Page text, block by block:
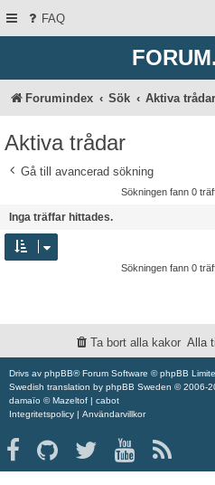
FAQ
Forumindex Sök Aktiva trådar
Aktiva trådar
Gå till avancerad sökning
Sökningen fann 0
Inga träffar hittades.
Sökningen fann 0
Alla
Ta bort alla kakor
Drivs av phpBB® Forum Software © phpBB
Swedish translation by phpBB Sweden © 2006-
damaïo © Mazeltof
cabot
Integritetspolicy
Användarvillkor